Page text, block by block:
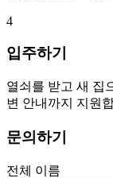
4
입주하기
열쇠를 받고 새 집
변 안내까지 지원
문의하기
전체 이름